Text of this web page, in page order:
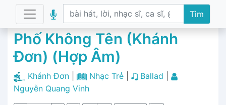
Tìm
Phố Không Tên (Khánh
Đơn) (Hợp Âm)
Khánh Đơn Nhạc Trẻ| Ballad
Nguyễn Quang Vinh